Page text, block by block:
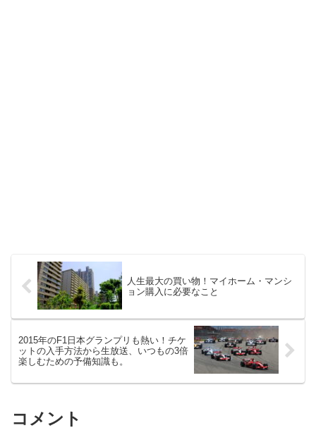
人生最大の買い物！マイホーム・マンシ
ョン購入に必要なこと
2015年のF1日本グランプリも熱い！チケ
ットの入手方法から生放送、いつもの3倍
楽しむための予備知識も。
コメント